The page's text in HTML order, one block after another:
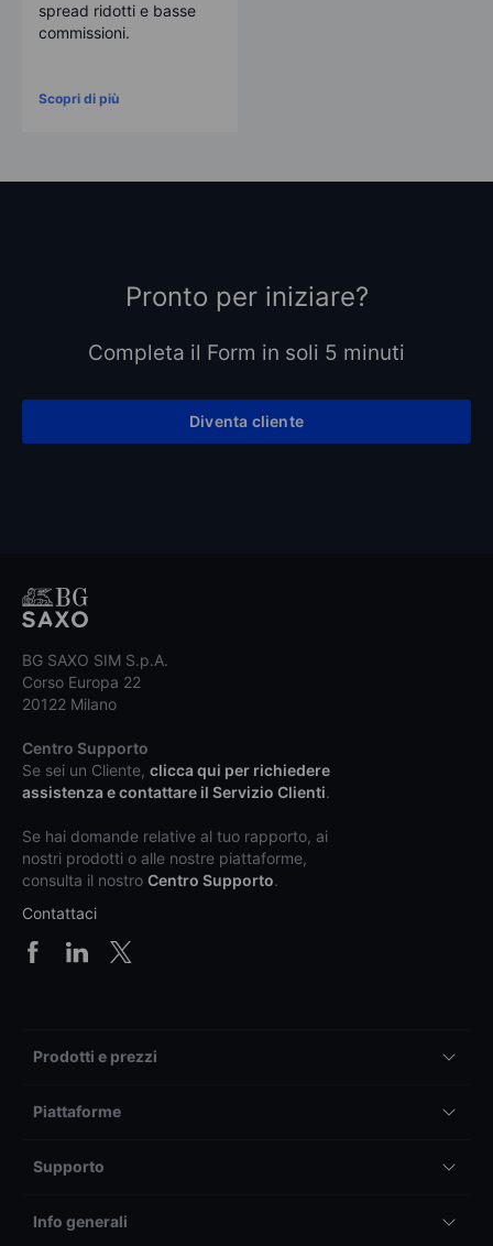
spread ridotti e basse
commissioni.
Scopri di più
Pronto per iniziare?
Completa il Form in soli 5 minuti
Diventa cliente
BG SAXO SIM S.p.A.
Corso Europa 22
20122 Milano
Centro Supporto
Se sei un Cliente, clicca qui per richiedere
assistenza e contattare il Servizio Clienti.
Se hai domande relative al tuo rapporto, ai
nostri prodotti o alle nostre piattaforme,
consulta il nostro Centro Supporto.
Contattaci
Prodotti e prezzi
Piattaforme
Supporto
Info generali